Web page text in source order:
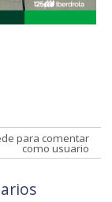
para comentar
como usuario